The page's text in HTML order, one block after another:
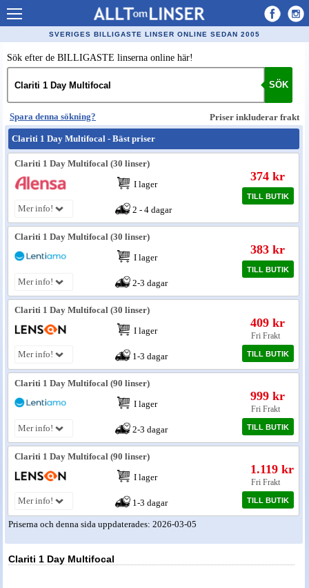
Allt om Linser
Billiga kontaktlinser
Återförsäljare linser
Populära linser
Kontaktlinstyper
Linsvätska
Optiker
Glasögon
Tillverkare - linser
Linstillbehör
Nyheter - linser
SVERIGES BILLIGASTE LINSER ONLINE SEDAN 2005
Sök efter de BILLIGASTE linserna online här!
SÖK
Priser inkluderar frakt
Spara denna sökning?
Clariti 1 Day Multifocal - Bäst priser
Clariti 1 Day Multifocal (30 linser)
Mer info!
I lager
2 - 4 dagar
374 kr
TILL BUTIK
Clariti 1 Day Multifocal (30 linser)
Mer info!
I lager
2-3 dagar
383 kr
TILL BUTIK
Clariti 1 Day Multifocal (30 linser)
Mer info!
I lager
1-3 dagar
409 kr
Fri Frakt
TILL BUTIK
Clariti 1 Day Multifocal (90 linser)
Mer info!
I lager
2-3 dagar
999 kr
Fri Frakt
TILL BUTIK
Clariti 1 Day Multifocal (90 linser)
Mer info!
I lager
1-3 dagar
1.119 kr
Fri Frakt
TILL BUTIK
Priserna och denna sida uppdaterades: 2026-03-05
Clariti 1 Day Multifocal